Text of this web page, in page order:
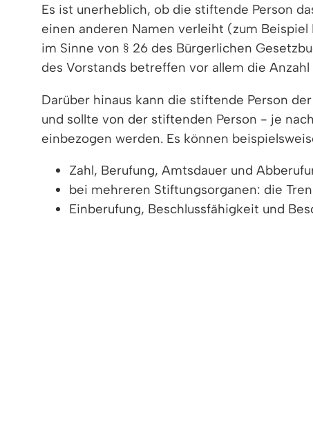
Es ist unerheblich, ob die stiftende Person
einen anderen Namen verleiht (zum
im Sinne von § 26 des Bürgerlichen
des Vorstands betreffen vor allem die
Darüber hinaus kann die stiftende Person
und sollte von der stiftenden Person - je
einbezogen werden. Es können
Zahl, Berufung, Amtsdauer und
bei mehreren Stiftungsorganen: die
Einberufung, Beschlussfähigkeit und